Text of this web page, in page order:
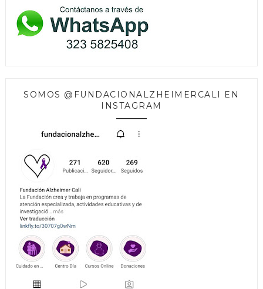
SOMOS @FUNDACIONALZHEIMERCALI EN
INSTAGRAM